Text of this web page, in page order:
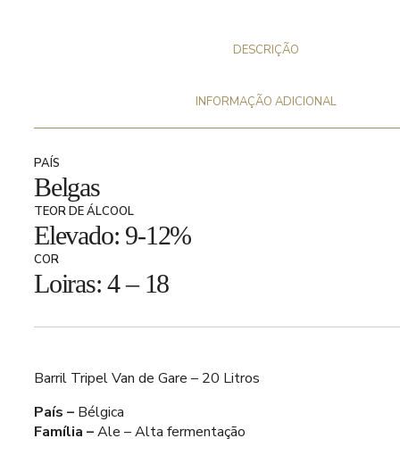
DESCRIÇÃO
INFORMAÇÃO ADICIONAL
PAÍS
Belgas
TEOR DE ÁLCOOL
Elevado: 9-12%
COR
Loiras: 4 – 18
Barril Tripel Van de Gare – 20 Litros
País – Bélgica
Família –Ale – Alta fermentação